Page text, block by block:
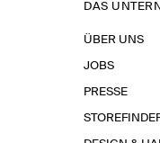
DAS
ÜBER UNS
JOBS
PRESSE